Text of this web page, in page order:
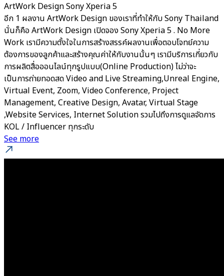
ArtWork Design Sony Xperia 5
อีก 1 ผลงาน ArtWork Design ของเราที่ทำให้กับ Sony Thailand
นั่นก็คือ ArtWork Design เปิดจอง Sony Xperia 5 . No More
Work เรามีความตั้งใจในการสร้างสรรค์ผลงานเพื่อตอบโจทย์ความ
ต้องการของลูกค้าและสร้างคุณค่าให้กับงานนั้นๆ เรามีบริการเกี่ยวกับ
การผลิตสื่อออนไลน์ทุกรูปแบบ(Online Production) ไม่ว่าจะ
เป็นการถ่ายทอดสด Video and Live Streaming,Unreal Engine,
Virtual Event, Zoom, Video Conference, Project
Management, Creative Design, Avatar, Virtual Stage
,Website Services, Internet Solution รวมไปถึงการดูแลจัดการ
KOL / Influencer ทุกระดับ
See more